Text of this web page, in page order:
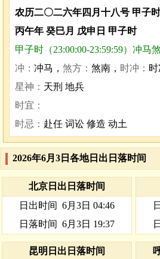
农历二〇二六年四月十八号 甲子时
丙午年 癸巳月 戊申日 甲子时
甲子时（23:00:00-23:59:59）冲马
冲： 冲马， 煞方： 煞南， 时冲：
星神： 天刑 地兵
时宜：
时忌： 赴任 词讼 修造 动土
2026年6月3日各地日出日落时间
北京日出日落时间
日出时间 6月3日 04:46
日落时间 6月3日 19:37
昆明日出日落时间